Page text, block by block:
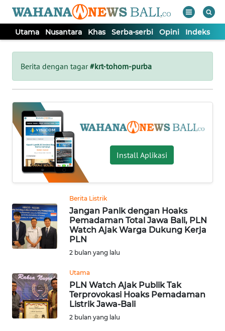
Utama Nusantara Khas Serba-serbi Opini Indeks
Berita dengan tagar#krt-tohom-purba
Install Aplikasi
Berita Listrik
Jangan Panik dengan Hoaks
Pemadaman Total Jawa Bali, PLN
Watch Ajak Warga Dukung Kerja
PLN
2 bulan yang lalu
Utama
PLN Watch Ajak Publik Tak
Terprovokasi Hoaks Pemadaman
Listrik Jawa-Bali
2 bulan yang lalu
Tutup
UTAMA
NUSANTARA
KHAS
SERBA-
SERBI
OPINI
Informasi
BERITA
KONTAK
KAMI